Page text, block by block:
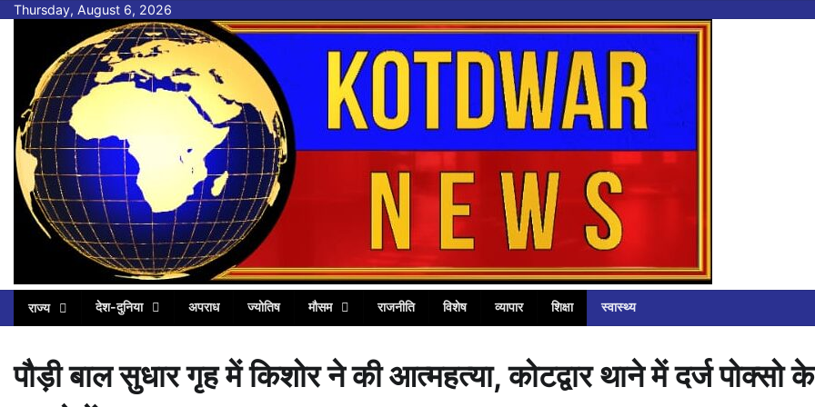
SkipThursday, August 6, 2026
राज्य देश-दुनिया अपराध ज्योतिष मौसम राजनीति विशेष व्यापार शिक्षा स्वास्थ्य
पौड़ी बाल सुधार गृह में किशोर ने की आत्महत्या, कोटद्वार थाने में दर्ज पोक्सो के